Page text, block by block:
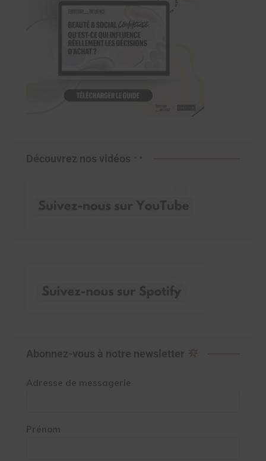
Découvrez nos vidéos
Abonnez-vous à notre newsletter
Adresse de messagerie
Prénom